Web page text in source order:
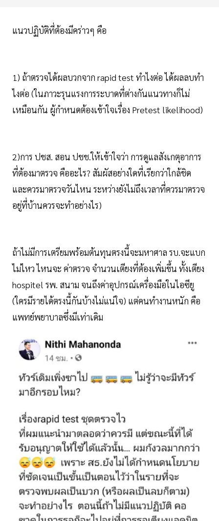
แนวปฏิบัติที่ต้องมีคร่าวๆ​ คือ
1) ถ้าตรวจได้ผลบวกจาก rapid test ทำไงต่อ ได้ผลลบทำ
ไงต่อ​ (ในภาวะรุนแรงการระบาดที่ต่างกันแนวทางก็ไม่
เหมือนกัน ผู้กำหนดต้องเข้าใจเรื่อง Pretest likelihood)
2)การ ปชส. สอน ปชช.ให้เข้าใจว่า​ การดูแลสังเกตุอาการ
ที่ต้องมาตรวจ​ คืออะไร? สัมผัสอย่างใดที่เรียกว่าใกล้ชิด​
และควรมาตรวจวันไหน ระหว่างยังไม่ถึงเวลาที่ควรมาตรวจ​
อยู่ที่บ้านควรจะทำอย่างไร)
ถ้าไม่มีการเตรียมพร้อมต้นทุนตรงนี้จะมหาศาล รบ.จะแบก
ไม่ไหว​ ไหนจะ ค่าตรวจ จำนวนเตียงที่ต้องเพิ่มขึ้น​ ทั้งเตียง
hospitel รพ. สนาม จนถึงค่าอุปกรณ์เครื่องมือในไอซียู​
(ใครมีรายได้ตรงนี้กันบ้างไม่แน่ใจ) แต่คนทำงานหนัก​ คือ
แพทย์พยาบาลซึ่งมีเท่าเดิม